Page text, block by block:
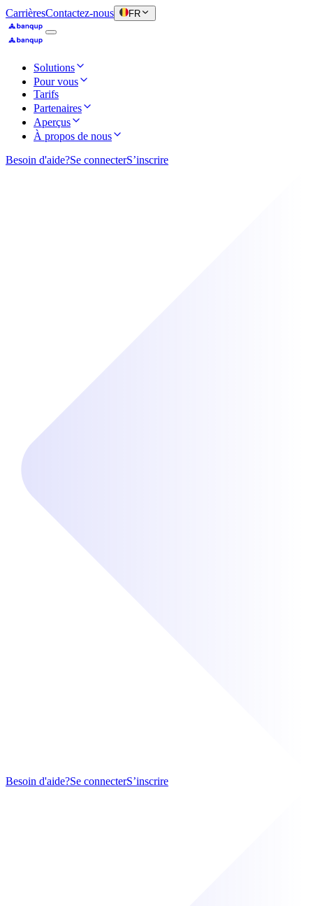
CarrièresContactez-nous FR
Solutions
Pour vous
Tarifs
Partenaires
Aperçus
À propos de nous
Besoin d'aide?Se connecterS’inscrire
Besoin d'aide?Se connecterS’inscrire